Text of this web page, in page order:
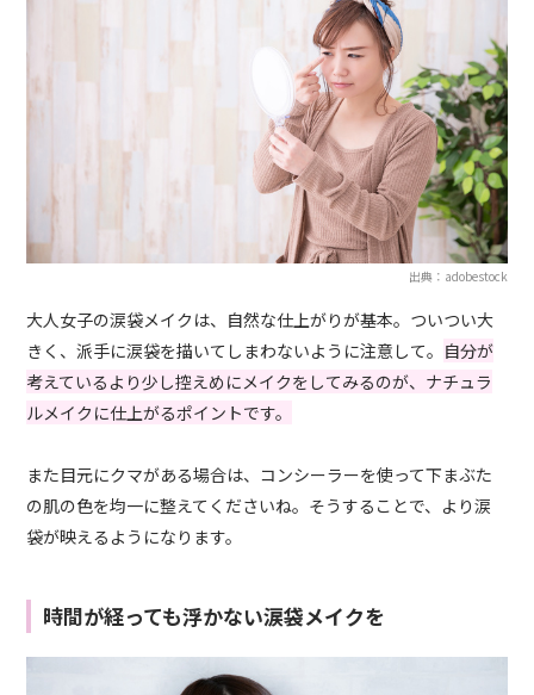
出典：adobestock
大人女子の涙袋メイクは、自然な仕上がりが基本。ついつい大
きく、派手に涙袋を描いてしまわないように注意して。 自分が
考えているより少し控えめにメイクをしてみるのが、ナチュラ
ルメイクに仕上がるポイントです。
また目元にクマがある場合は、コンシーラーを使って下まぶた
の肌の色を均一に整えてくださいね。そうすることで、より涙
袋が映えるようになります。
時間が経っても浮かない涙袋メイクを